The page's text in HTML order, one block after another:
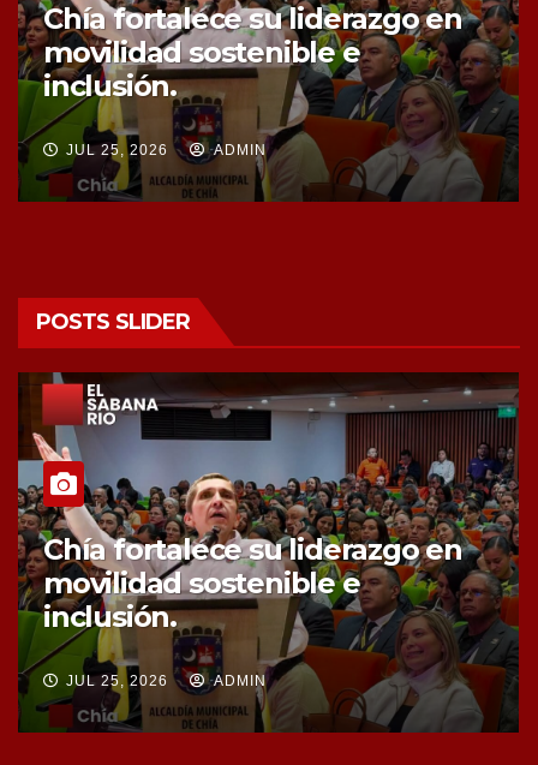
Chía fortalece la protección de
sus fuentes hídricas con la
compra de tres nuevos predios
JUL 25, 2026 ADMIN
POSTS SLIDER
Chía fortalece la protección de
sus fuentes hídricas con la
compra de tres nuevos predios
JUL 25, 2026 ADMIN